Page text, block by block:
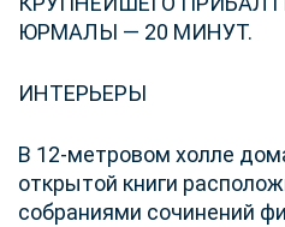
ЮРМАЛЫ — 20 МИНУТ.
ИНТЕРЬЕРЫ
В 12-метровом холле
открытой книги
собраниями сочинений